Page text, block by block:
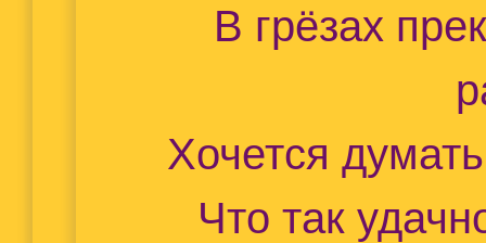
В грёзах
Хочется
Что так